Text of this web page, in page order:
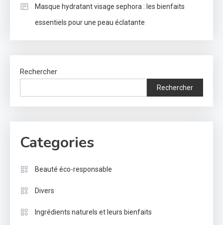
Masque hydratant visage sephora : les bienfaits
essentiels pour une peau éclatante
Rechercher
Rechercher
Categories
Beauté éco-responsable
Divers
Ingrédients naturels et leurs bienfaits